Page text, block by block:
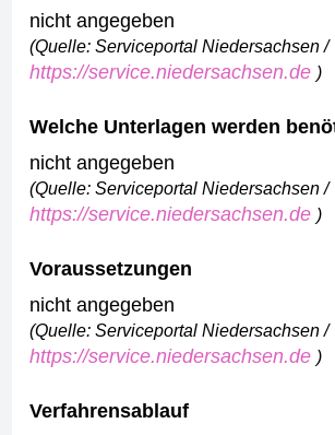
nicht angegeben
(Quelle: Serviceportal Niedersachsen /
https://service.niedersachsen.de )
Welche Unterlagen werden
nicht angegeben
(Quelle: Serviceportal Niedersachsen /
https://service.niedersachsen.de )
Voraussetzungen
nicht angegeben
(Quelle: Serviceportal Niedersachsen /
https://service.niedersachsen.de )
Verfahrensablauf